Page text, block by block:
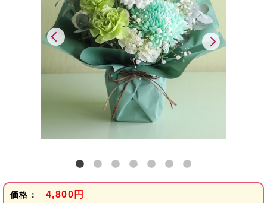
価格： 4,800円